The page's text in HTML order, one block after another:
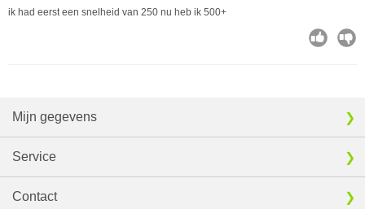
ik had eerst een snelheid van 250 nu heb ik 500+
Mijn gegevens
Service
Contact